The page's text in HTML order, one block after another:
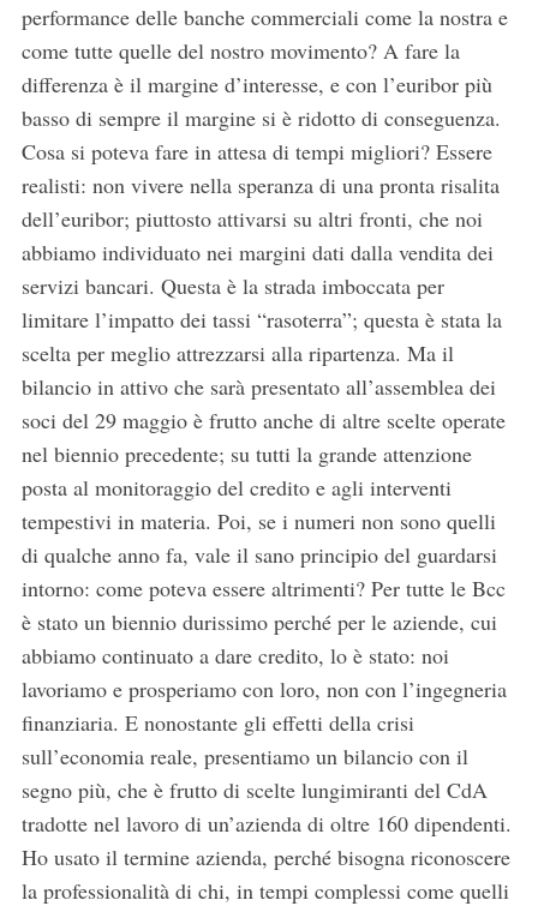
performance delle banche commerciali come la nostra e
come tutte quelle del nostro movimento? A fare la
differenza è il margine d’interesse, e con l’euribor più
basso di sempre il margine si è ridotto di conseguenza.
Cosa si poteva fare in attesa di tempi migliori? Essere
realisti: non vivere nella speranza di una pronta risalita
dell’euribor; piuttosto attivarsi su altri fronti, che noi
abbiamo individuato nei margini dati dalla vendita dei
servizi bancari. Questa è la strada imboccata per
limitare l’impatto dei tassi “rasoterra”; questa è stata la
scelta per meglio attrezzarsi alla ripartenza. Ma il
bilancio in attivo che sarà presentato all’assemblea dei
soci del 29 maggio è frutto anche di altre scelte operate
nel biennio precedente; su tutti la grande attenzione
posta al monitoraggio del credito e agli interventi
tempestivi in materia. Poi, se i numeri non sono quelli
di qualche anno fa, vale il sano principio del guardarsi
intorno: come poteva essere altrimenti? Per tutte le Bcc
è stato un biennio durissimo perché per le aziende, cui
abbiamo continuato a dare credito, lo è stato: noi
lavoriamo e prosperiamo con loro, non con l’ingegneria
finanziaria. E nonostante gli effetti della crisi
sull’economia reale, presentiamo un bilancio con il
segno più, che è frutto di scelte lungimiranti del CdA
tradotte nel lavoro di un’azienda di oltre 160 dipendenti.
Ho usato il termine azienda, perché bisogna riconoscere
la professionalità di chi, in tempi complessi come quelli